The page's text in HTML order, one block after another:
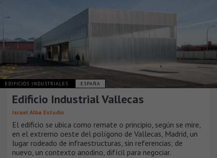
EDIFICIOS INDUSTRIALES ESPAÑA
Edificio Industrial Vallecas
Israel Alba Estudio
El edificio se ubica como remate o principio, según se mire,
en el extremo oeste del polígono de Vallecas, Madrid, un
lugar rodeado de infraestructuras, sin referencias; de
nuevo, un contexto anodino, difícil para negociar.